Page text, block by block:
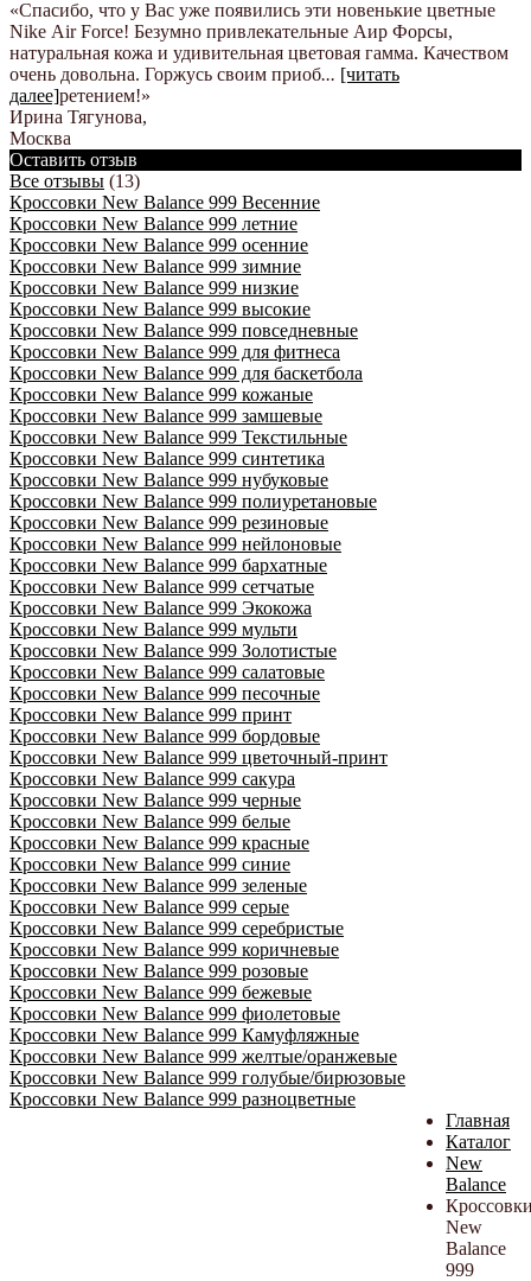
«Спасибо, что у Вас уже появились эти новенькие цветные
Nike Аir Force! Безумно привлекательные Аир Форсы,
натуральная кожа и удивительная цветовая гамма. Качеством
очень довольна. Горжусь своим приоб... [читать
далее]ретением!»
Ирина Тягунова,
Москва
Оставить отзыв
Все отзывы (13)
Кроссовки New Balance 999 Весенние
Кроссовки New Balance 999 летние
Кроссовки New Balance 999 осенние
Кроссовки New Balance 999 зимние
Кроссовки New Balance 999 низкие
Кроссовки New Balance 999 высокие
Кроссовки New Balance 999 повседневные
Кроссовки New Balance 999 для фитнеса
Кроссовки New Balance 999 для баскетбола
Кроссовки New Balance 999 кожаные
Кроссовки New Balance 999 замшевые
Кроссовки New Balance 999 Текстильные
Кроссовки New Balance 999 синтетика
Кроссовки New Balance 999 нубуковые
Кроссовки New Balance 999 полиуретановые
Кроссовки New Balance 999 резиновые
Кроссовки New Balance 999 нейлоновые
Кроссовки New Balance 999 бархатные
Кроссовки New Balance 999 сетчатые
Кроссовки New Balance 999 Экокожа
Кроссовки New Balance 999 мульти
Кроссовки New Balance 999 Золотистые
Кроссовки New Balance 999 салатовые
Кроссовки New Balance 999 песочные
Кроссовки New Balance 999 принт
Кроссовки New Balance 999 бордовые
Кроссовки New Balance 999 цветочный-принт
Кроссовки New Balance 999 сакура
Кроссовки New Balance 999 черные
Кроссовки New Balance 999 белые
Кроссовки New Balance 999 красные
Кроссовки New Balance 999 синие
Кроссовки New Balance 999 зеленые
Кроссовки New Balance 999 серые
Кроссовки New Balance 999 серебристые
Кроссовки New Balance 999 коричневые
Кроссовки New Balance 999 розовые
Кроссовки New Balance 999 бежевые
Кроссовки New Balance 999 фиолетовые
Кроссовки New Balance 999 Камуфляжные
Кроссовки New Balance 999 желтые/оранжевые
Кроссовки New Balance 999 голубые/бирюзовые
Кроссовки New Balance 999 разноцветные
Главная
Каталог
New
Balance
New
Balance
999